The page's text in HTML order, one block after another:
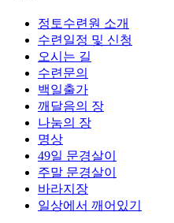
정토수련원 소개
수련일정 및 신청
오시는 길
수련문의
백일출가
깨달음의 장
나눔의 장
명상
49일 문경살이
주말 문경살이
바라지장
일상에서 깨어있기